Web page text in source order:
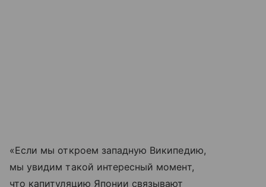
«Если мы откроем западную Википедию,
мы увидим такой интересный момент,
что капитуляцию Японии связывают